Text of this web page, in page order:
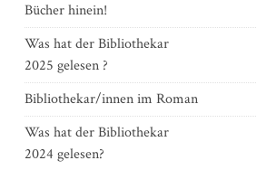
Bücher hinein!
Was hat der Bibliothekar
2025 gelesen ?
Bibliothekar/innen im Roman
Was hat der Bibliothekar
2024 gelesen?